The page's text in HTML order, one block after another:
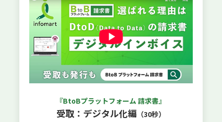
『BtoBプラットフォーム 請求書』
受取：デジタル化編 （30秒）